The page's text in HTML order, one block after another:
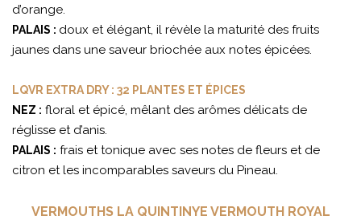
d’orange.
PALAIS : doux et élégant, il révèle la maturité des fruits
jaunes dans une saveur briochée aux notes épicées.
LQVR EXTRA DRY : 32 PLANTES ET ÉPICES
NEZ : floral et épicé, mêlant des arômes délicats de
réglisse et d’anis.
PALAIS : frais et tonique avec ses notes de fleurs et de
citron et les incomparables saveurs du Pineau.
VERMOUTHS LA QUINTINYE VERMOUTH ROYAL